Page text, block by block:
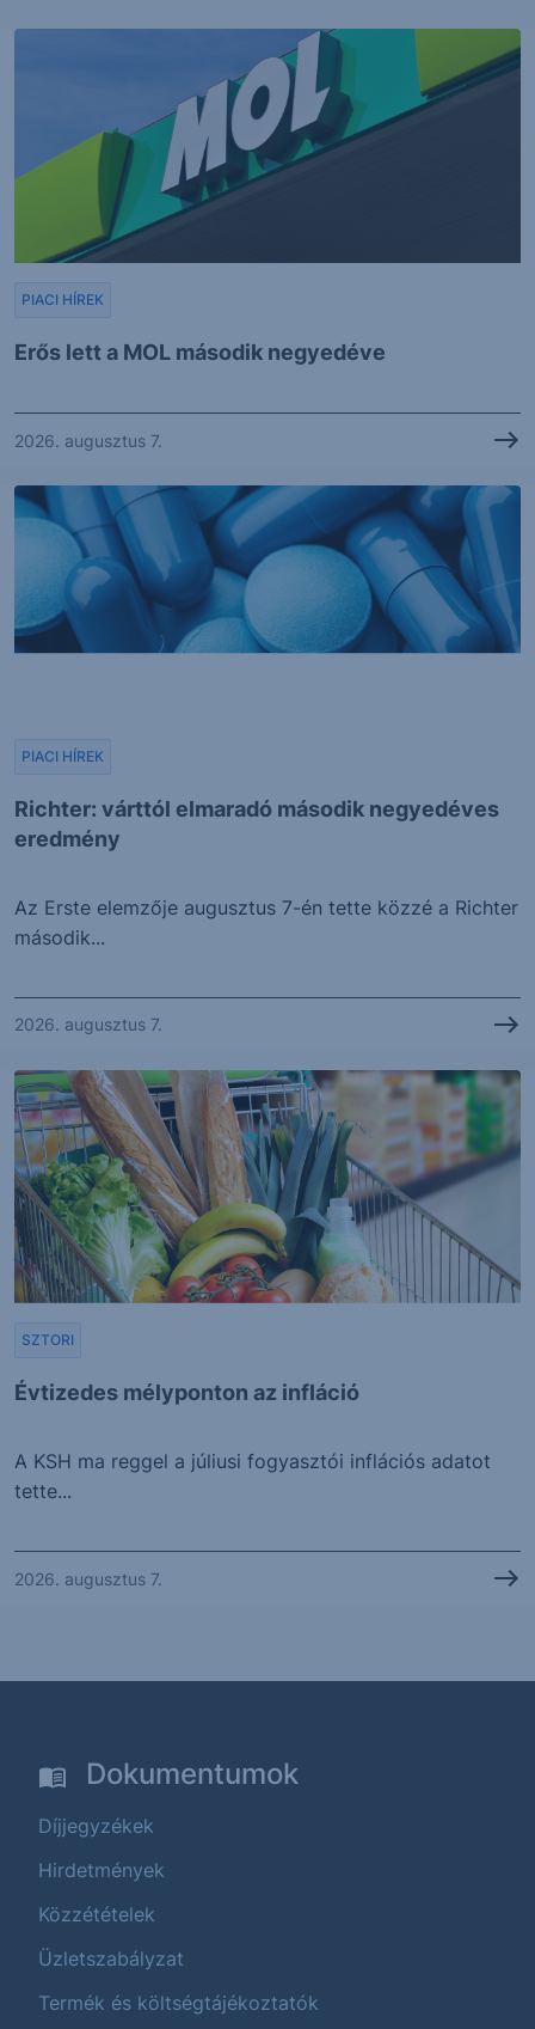
Erős lett a MOL második negyedéve
PIACI HÍREK
2026. augusztus 7.
Richter: várttól elmaradó második negyedéves
eredmény
PIACI HÍREK
Az Erste elemzője augusztus 7-én tette közzé a Richter
második...
2026. augusztus 7.
Évtizedes mélyponton az infláció
SZTORI
A KSH ma reggel a júliusi fogyasztói inflációs adatot
tette...
2026. augusztus 7.
Dokumentumok
Díjjegyzékek
Hirdetmények
Közzétételek
Üzletszabályzat
Termék és költségtájékoztatók